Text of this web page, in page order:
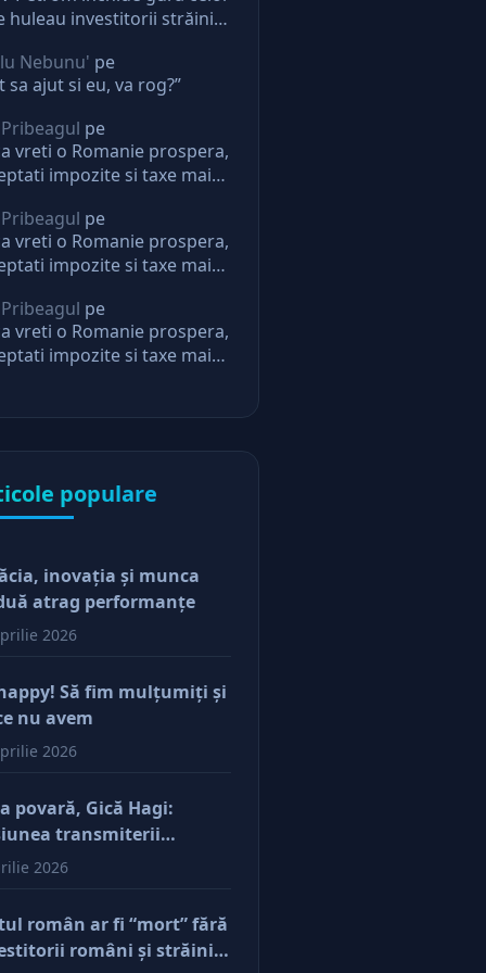
huleau investitorii străini.
Nebunu' pe
sa ajut si eu, va rog?”
pe
vreti o Romanie prospera,
impozite si taxe mai
de la stat
pe
vreti o Romanie prospera,
impozite si taxe mai
de la stat
pe
vreti o Romanie prospera,
impozite si taxe mai
populare
inovaţia şi munca
atrag performanţe
2026
Să fim mulţumiţi şi
nu avem
2026
povară, Gică Hagi:
transmiterii
şi a mentalităţii o
vor să-și lase moştenire
2026
român ar fi “mort” fără
români şi străini.